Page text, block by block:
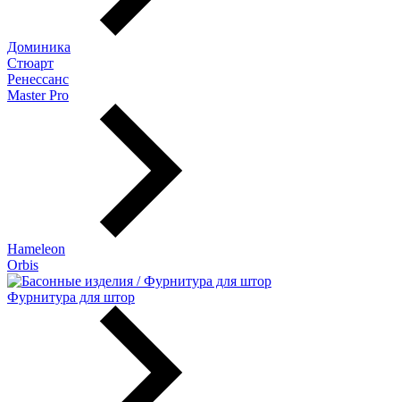
Доминика
Стюарт
Ренессанс
Master Pro
Hameleon
Orbis
Фурнитура для штор